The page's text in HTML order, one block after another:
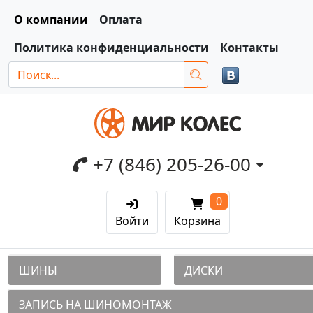
О компании
Оплата
Политика конфиденциальности
Контакты
+7 (846) 205-26-00
Войти Корзина
0
ШИНЫ ДИСКИ
ЗАПИСЬ НА ШИНОМОНТАЖ